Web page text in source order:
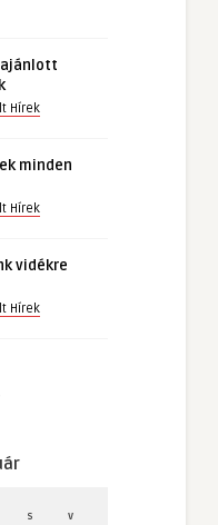
Hírek
minden
Hírek
vidékre
Hírek
s v